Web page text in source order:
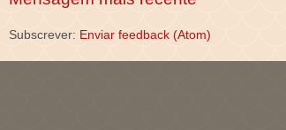
Subscrever: Enviar feedback (Atom)